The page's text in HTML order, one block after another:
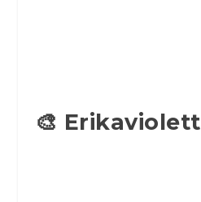
🎨 Erikaviolett